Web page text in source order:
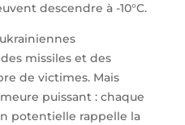
descendre à -10°C.
missiles et des
de victimes. Mais
puissant : chaque
potentielle rappelle la